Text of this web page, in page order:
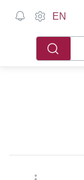
EN